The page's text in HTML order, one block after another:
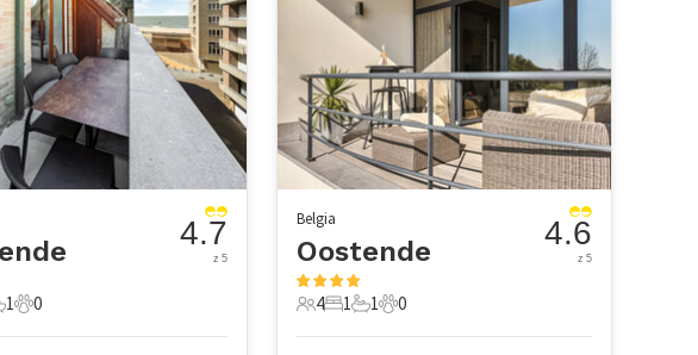
1
0 Zwierzęta domowe
0
4.7
z 5
Belgia
Oostende
4 Goście
4
1 Sypialnia
1
1 Łazienka
1
0 Zwierzęta domowe
0
4.6
z 5